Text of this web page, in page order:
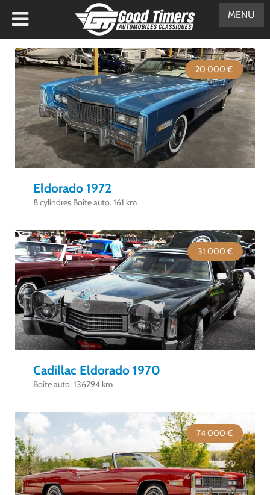
20 000 €
Eldorado 1972
8 cylindres Boîte auto. 161 km
31 000 €
Cadillac Eldorado 1970
Boîte auto. 136794 km
74 000 €
MENU